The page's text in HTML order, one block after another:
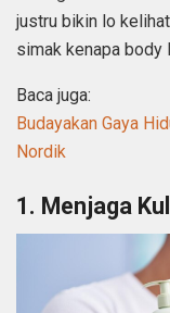
justru bikin lo
simak kenapa body
Baca juga:
Budayakan Gaya
Nordik
1. Menjaga